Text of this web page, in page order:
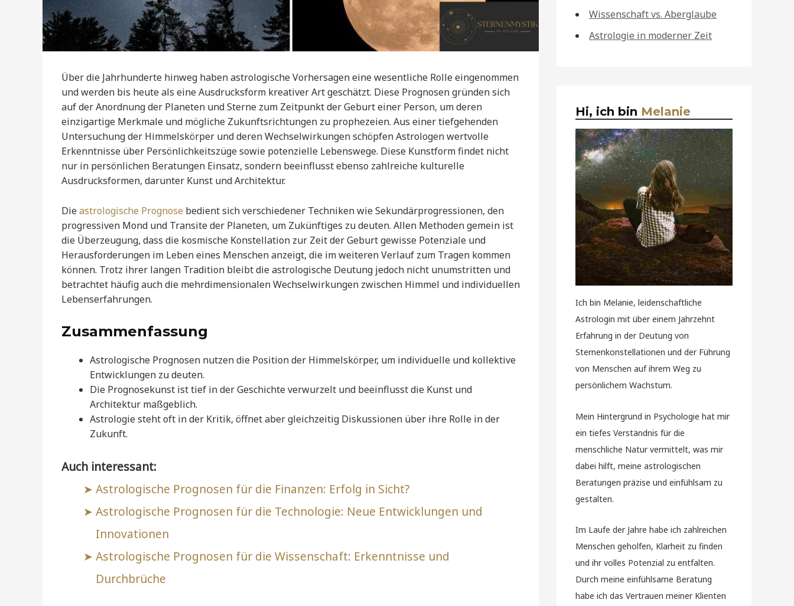
Über die Jahrhunderte hinweg haben astrologische Vorhersagen eine wesentliche Rolle eingenommen
und werden bis heute als eine Ausdrucksform kreativer Art geschätzt. Diese Prognosen gründen sich
auf der Anordnung der Planeten und Sterne zum Zeitpunkt der Geburt einer Person, um deren
einzigartige Merkmale und mögliche Zukunftsrichtungen zu prophezeien. Aus einer tiefgehenden
Untersuchung der Himmelskörper und deren Wechselwirkungen schöpfen Astrologen wertvolle
Erkenntnisse über Persönlichkeitszüge sowie potenzielle Lebenswege. Diese Kunstform findet nicht
nur in persönlichen Beratungen Einsatz, sondern beeinflusst ebenso zahlreiche kulturelle
Ausdrucksformen, darunter Kunst und Architektur.
Dieastrologische Prognose bedient sich verschiedener Techniken wie Sekundärprogressionen, den
progressiven Mond und Transite der Planeten, um Zukünftiges zu deuten. Allen Methoden gemein ist
die Überzeugung, dass die kosmische Konstellation zur Zeit der Geburt gewisse Potenziale und
Herausforderungen im Leben eines Menschen anzeigt, die im weiteren Verlauf zum Tragen kommen
können. Trotz ihrer langen Tradition bleibt die astrologische Deutung jedoch nicht unumstritten und
betrachtet häufig auch die mehrdimensionalen Wechselwirkungen zwischen Himmel und individuellen
Lebenserfahrungen.
Zusammenfassung
Astrologische Prognosen nutzen die Position der Himmelskörper, um individuelle und kollektive
Entwicklungen zu deuten.
Die Prognosekunst ist tief in der Geschichte verwurzelt und beeinflusst die Kunst und
Architektur maßgeblich.
Astrologie steht oft in der Kritik, öffnet aber gleichzeitig Diskussionen über ihre Rolle in der
Zukunft.
Auch interessant:
Astrologische Prognosen für die Finanzen: Erfolg in Sicht?
Astrologische Prognosen für die Technologie: Neue Entwicklungen und
Innovationen
Astrologische Prognosen für die Wissenschaft: Erkenntnisse und
Durchbrüche
Wissenschaft vs. Aberglaube
Astrologie in moderner Zeit
Hi, ich bin Melanie
Ich bin Melanie, leidenschaftliche
Astrologin mit über einem Jahrzehnt
Erfahrung in der Deutung von
Sternenkonstellationen und der Führung
von Menschen auf ihrem Weg zu
persönlichem Wachstum.
Mein Hintergrund in Psychologie hat mir
ein tiefes Verständnis für die
menschliche Natur vermittelt, was mir
dabei hilft, meine astrologischen
Beratungen präzise und einfühlsam zu
gestalten.
Im Laufe der Jahre habe ich zahlreichen
Menschen geholfen, Klarheit zu finden
und ihr volles Potenzial zu entfalten.
Durch meine einfühlsame Beratung
habe ich das Vertrauen meiner Klienten